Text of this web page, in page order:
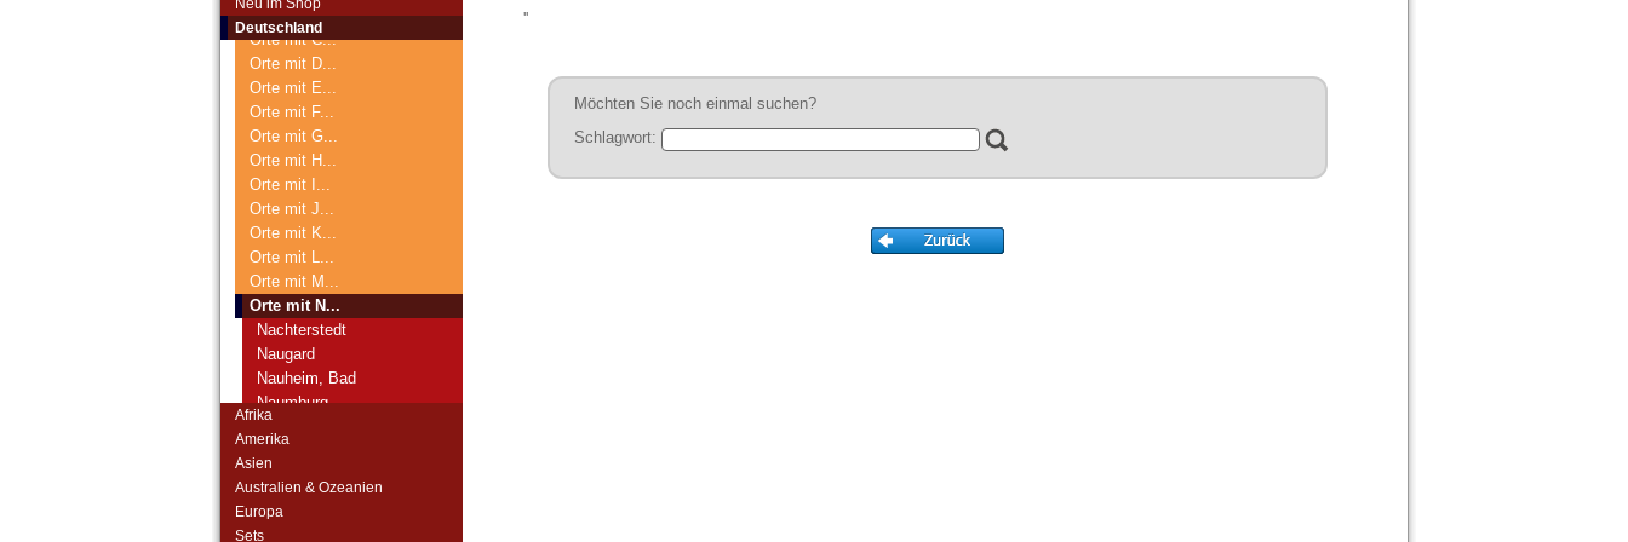
Deutschland
Orte mit B...
Orte mit C...
Orte mit D...
Orte mit E...
Orte mit F...
Orte mit G...
Orte mit H...
Orte mit I...
Orte mit J...
Orte mit K...
Orte mit L...
Orte mit M...
Orte mit N...
Nachterstedt
Naugard
Nauheim, Bad
Naumburg
Neidenburg
Afrika
Amerika
Asien
Australien & Ozeanien
Europa
Sets
''
Möchten Sie noch einmal suchen?
Schlagwort: